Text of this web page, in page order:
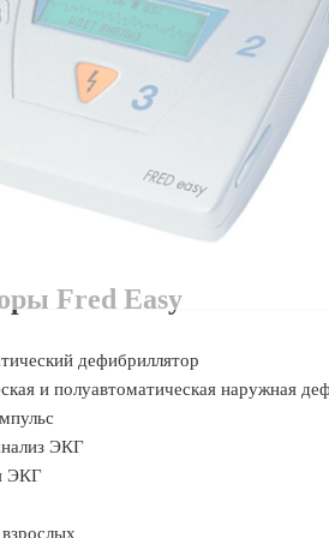
Fred Easy
дефибриллятор
и полуавтоматическая наружная
ЭКГ
ЭКГ